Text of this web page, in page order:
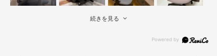
続きを見る